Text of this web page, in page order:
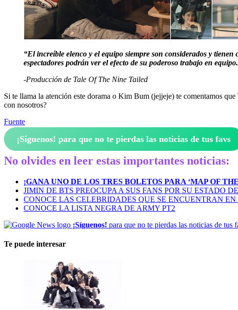
“El increíble elenco y el equipo siempre son considerados y
espectadores podrán ver el efecto de su poderoso trabajo en
-Producción de Tale Of The Nine Tailed
Si te llama la atención este dorama o Kim Bum (jejjeje) te comentamos
con nosotros?
Fuente
¡Síguenos! para que no te pierdas las noticias de tus favs
No olvides en leer estas importantes noticias:
¡GANA UNO DE LOS TRES BOLETOS PARA ‘MAP OF
JIMIN DE BTS PREOCUPA A SUS FANS POR SU ESTADO
CONOCE LAS CELEBRIDADES QUE SE ENCUENTRAN
CONOCE LA LISTA NEGRA DE ARMY PT2
¡Síguenos! para que no te pierdas las noticias de tus
Te puede interesar